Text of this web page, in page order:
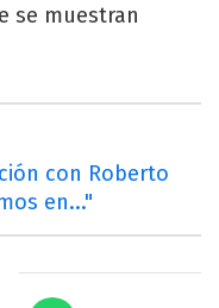
se muestran
con Roberto
en..."